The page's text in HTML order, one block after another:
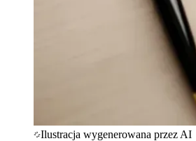
Ilustracja wygenerowana przez AI